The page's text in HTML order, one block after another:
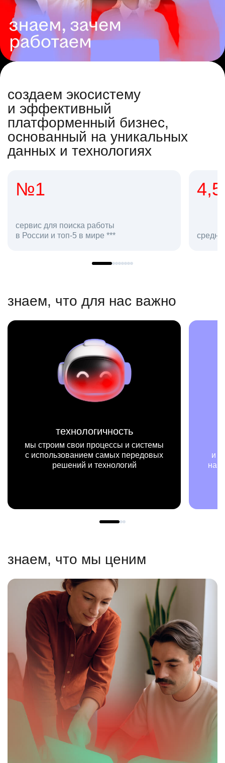
создаем экосистему
и эффективный
платформенный бизнес,
основанный на уникальных
данных и технологиях
для поиска работы
и топ-5 в мире ***
средняя
знаем, что для нас важно
технологичность
мы строим свои процессы и системы
с использованием самых передовых
решений и технологий
и
нашей
знаем, что мы ценим